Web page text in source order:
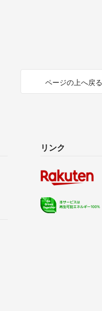
ページの上へ戻る
リンク